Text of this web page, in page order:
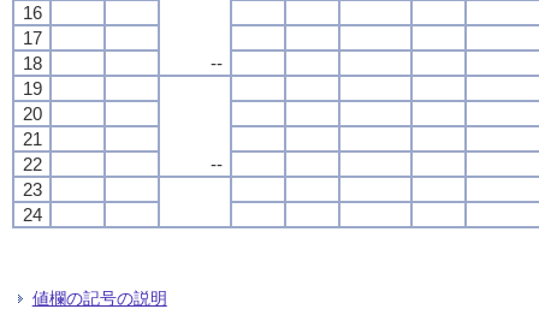
--
16
17
18
19
--
20
21
22
23
24
値欄の記号の説明